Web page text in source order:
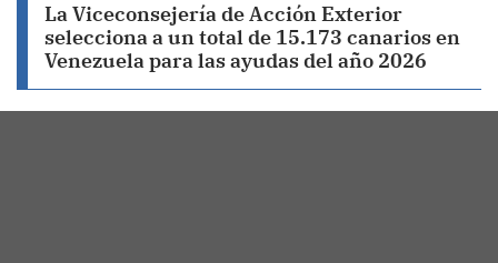
La Viceconsejería de Acción Exterior
selecciona a un total de 15.173 canarios en
Venezuela para las ayudas del año 2026